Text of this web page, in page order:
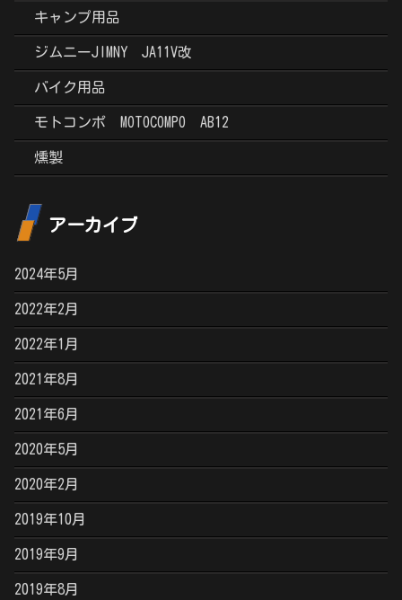
キャンプ用品
ジムニーJIMNY JA11V改
バイク用品
モトコンポ MOTOCOMPO AB12
燻製
アーカイブ
2024年5月
2022年2月
2022年1月
2021年8月
2021年6月
2020年5月
2020年2月
2019年10月
2019年9月
2019年8月